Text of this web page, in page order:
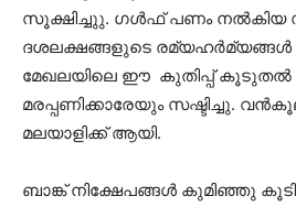
സൂക്ഷിച്ചുു. ഗള്‍ഫ് പണം നല്‍കിയ
ദശലക്ഷങ്ങളുടെ രമ്യഹര്‍മ്യങ്ങള്‍
മേഖലയിലെ ഈ കുതിപ്പ് കൂടുതല്‍
മരപ്പണിക്കാരേയും സഷ്ടിച്ചു.
മലയാളിക്ക് ആയി.
ബാങ്ക് നിക്ഷേപങ്ങള്‍ കുമിഞ്ഞു